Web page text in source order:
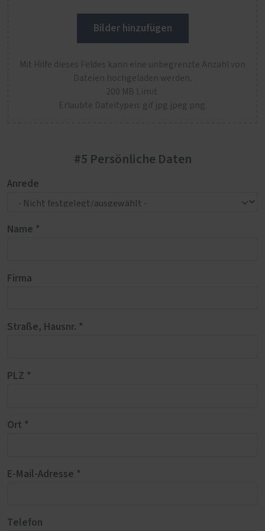
Bilder hinzufügen
Mit Hilfe dieses Feldes kann eine unbegrenzte Anzahl von
Dateien hochgeladen werden.
200 MB Limit.
Erlaubte Dateitypen: gif jpg jpeg png.
#5 Persönliche Daten
Anrede
Name *
Firma
Straße, Hausnr. *
PLZ *
Ort *
E-Mail-Adresse *
Telefon